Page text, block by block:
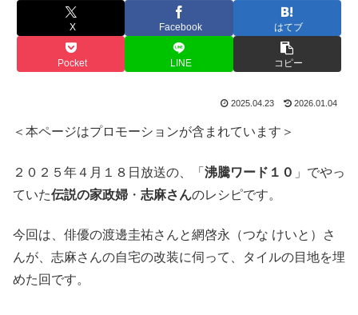
X Facebook はてブ
Pocket LINE コピー
2025.04.23 2026.01.04
＜本ページはプロモーションが含まれています＞
２０２５年４月１８日放送の、「 沸騰ワード１０ 」でやっ
ていた伝説の家政婦 ・ 志麻さんのレシピです。
今回は、俳優の渡邊圭祐さんと網啓永（つな けいと）さ
んが、志麻さんの自宅の改装に伺って、タイルの目地を埋
めた回です。